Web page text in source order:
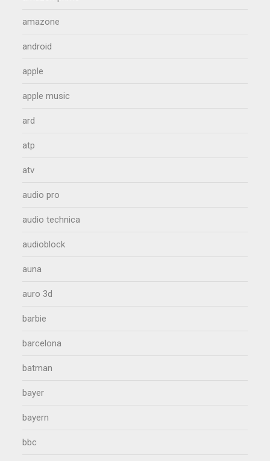
amazone
android
apple
apple music
ard
atp
atv
audio pro
audio technica
audioblock
auna
auro 3d
barbie
barcelona
batman
bayer
bayern
bbc